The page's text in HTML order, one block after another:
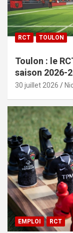
RCT TOULON
Toulon : le
saison 2026-
30 juillet 2026
EMPLOI RCT